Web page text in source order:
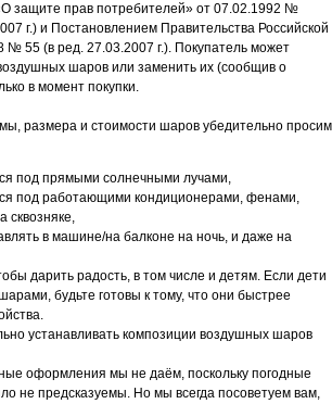
защите прав потребителей» от 07.02.1992 №
г.) и Постановлением Правительства Российской
55 (в ред. 27.03.2007 г.). Покупатель может
шаров или заменить их (сообщив о
в момент покупки.
размера и стоимости шаров убедительно просим
под прямыми солнечными лучами,
под работающими кондиционерами, фенами,
сквозняке,
в машине/на балконе на ночь, и даже на
дарить радость, в том числе и детям. Если дети
будьте готовы к тому, что они быстрее
устанавливать композиции воздушных шаров
оформления мы не даём, поскольку погодные
не предсказуемы. Но мы всегда посоветуем вам,